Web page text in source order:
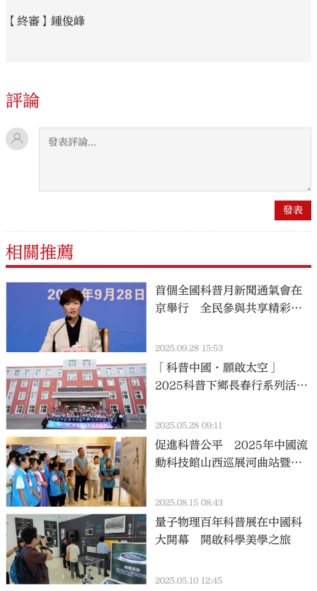
【終審】鍾俊峰
評論
相關推薦
首個全國科普月新聞通氣會在
京舉行 全民參與共享精彩
2025.09.28 15:53
「科普中國·願啟太空」
2025科普下鄉長春行系列活動
2025.05.28 09:11
促進科普公平 2025年中國流
動科技館山西巡展河曲站暨
動啟動
2025.08.15 08:43
量子物理百年科普展在中國科
大開幕 開啟科學美學之旅
2025.05.10 12:45